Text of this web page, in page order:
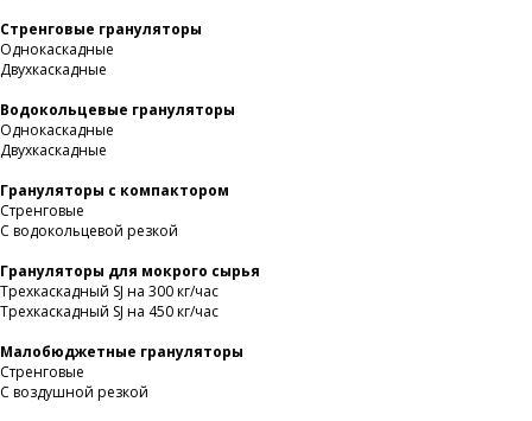
Стренговые грануляторы
Однокаскадные
Двухкаскадные
Водокольцевые грануляторы
Однокаскадные
Двухкаскадные
Грануляторы с компактором
Стренговые
С водокольцевой резкой
Грануляторы для мокрого сырья
Трехкаскадный SJ на 300 кг/час
Трехкаскадный SJ на 450 кг/час
Малобюджетные грануляторы
Стренговые
С воздушной резкой